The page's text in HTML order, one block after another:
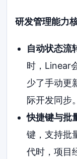
研发管理能力
自动状态流
时，Linear
少了手动更
际开发同步。
快捷键与批
键，支持批
代时，项目